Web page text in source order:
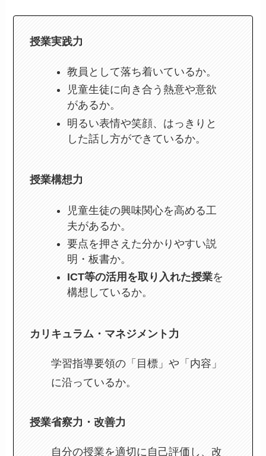
授業実践力
教員として落ち着いているか。
児童生徒に向き合う熱意や意欲
があるか。
明るい表情や笑顔、はっきりと
した話し方ができているか。
授業構想力
児童生徒の興味関心を高める工
夫があるか。
要点を押さえた分かりやすい説
明・板書か。
ICT等の活用を取り入れた授業を
構想しているか。
カリキュラム・マネジメント力
学習指導要領の「目標」や「内容」
に沿っているか。
授業省察力・改善力
自分の授業を適切に自己評価し、改